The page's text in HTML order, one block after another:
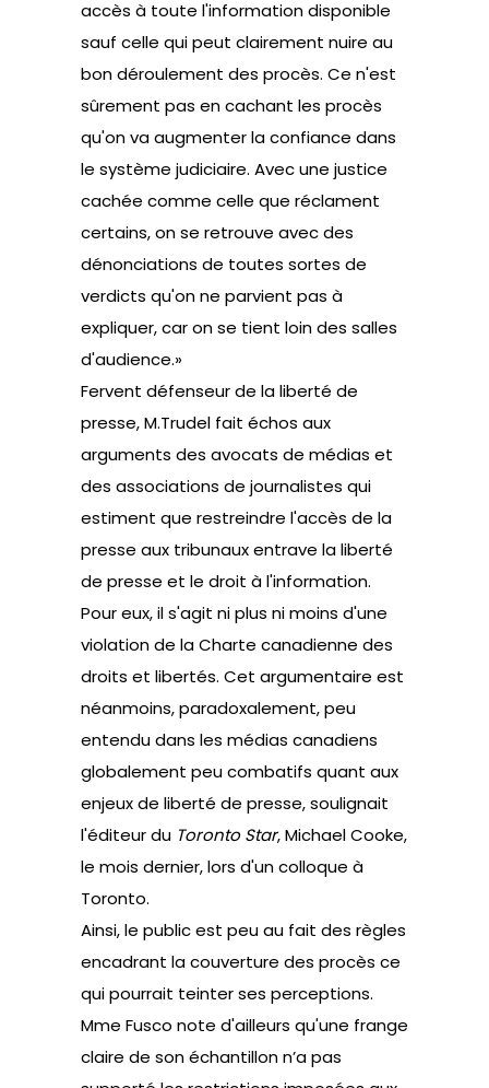
accès à toute l'information disponible
sauf celle qui peut clairement nuire au
bon déroulement des procès. Ce n'est
sûrement pas en cachant les procès
qu'on va augmenter la confiance dans
le système judiciaire. Avec une justice
cachée comme celle que réclament
certains, on se retrouve avec des
dénonciations de toutes sortes de
verdicts qu'on ne parvient pas à
expliquer, car on se tient loin des salles
d'audience.»
Fervent défenseur de la liberté de
presse, M.Trudel fait échos aux
arguments des avocats de médias et
des associations de journalistes qui
estiment que restreindre l'accès de la
presse aux tribunaux entrave la liberté
de presse et le droit à l'information.
Pour eux, il s'agit ni plus ni moins d'une
violation de la Charte canadienne des
droits et libertés. Cet argumentaire est
néanmoins, paradoxalement, peu
entendu dans les médias canadiens
globalement peu combatifs quant aux
enjeux de liberté de presse, soulignait
l'éditeur du Toronto Star, Michael Cooke,
le mois dernier, lors d'un colloque à
Toronto.
Ainsi, le public est peu au fait des règles
encadrant la couverture des procès ce
qui pourrait teinter ses perceptions.
Mme Fusco note d'ailleurs qu'une frange
claire de son échantillon n’a pas